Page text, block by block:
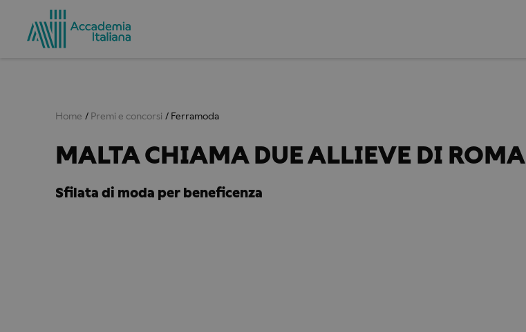
Home Premi e concorsi Ferramoda
MALTA CHIAMA DUE ALLIEVE DI ROMA
Sfilata di moda per beneficenza